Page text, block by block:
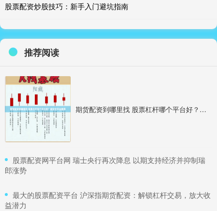
股票配资炒股技巧：新手入门避坑指南
推荐阅读
期货配资到哪里找 股票杠杆哪个平台好？规安全平台推荐
​股票配资网平台网 瑞士央行再次降息 以期支持经济并抑制瑞
郎涨势
​最大的股票配资平台 沪深指期货配资：解锁杠杆交易，放大收
益潜力